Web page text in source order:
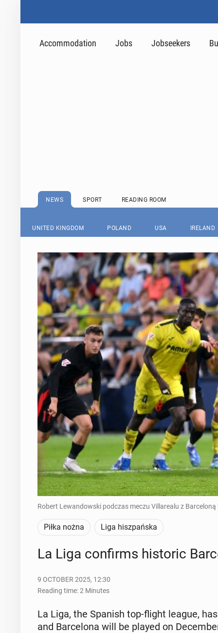
Accommodation Jobs Jobseekers
NEWS SPORT READING ROOM
UNITED KINGDOM POLAND USA IRELAND
Robert Lewandowski podczas meczu Villarealu z
Piłka nożna Liga hiszpańska
La Liga con­firms his­toric
9 OCTOBER 2025, 12:30
Reading time: 2 Minutes
La Liga, the Spanish top-flight league,
and Barcelona will be played on